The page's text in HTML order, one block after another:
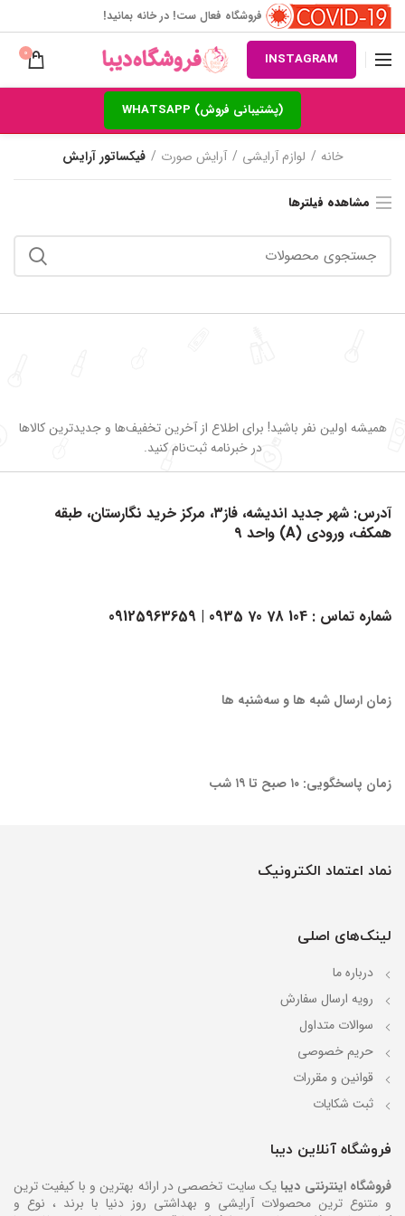
فروشگاه فعال ست! در خانه بمانید!
INSTAGRAM
0
(پشتیبانی فروش) WHATSAPP
خانه لوازم آرایشی آرایش صورت فیکساتور آرایش
مشاهده فیلترها
همیشه اولین نفر باشید! برای اطلاع از آخرین تخفیف‌ها و جدیدترین کالاها
در خبرنامه ثبت‌نام کنید.
آدرس: شهر جدید اندیشه، فاز۳، مرکز خرید نگارستان، طبقه
همکف، ورودی (A) واحد ۹
شماره تماس : | 09125963659
زمان ارسال شبه ها و سه‌شنبه ها
زمان پاسخگویی: ۱۰ صبح تا ۱۹ شب
نماد اعتماد الکترونیک
لینک‌های اصلی
درباره ما
رویه ارسال سفارش
سوالات متداول
حریم خصوصی
قوانین و مقررات
ثبت شکایات
فروشگاه آنلاین دیبا
فروشگاه اینترنتی دیبا یک سایت تخصصی در ارائه بهترین و با کیفیت ترین
و متنوع ترین محصولات آرایشی و بهداشتی روز دنیا با برند ، نوع و